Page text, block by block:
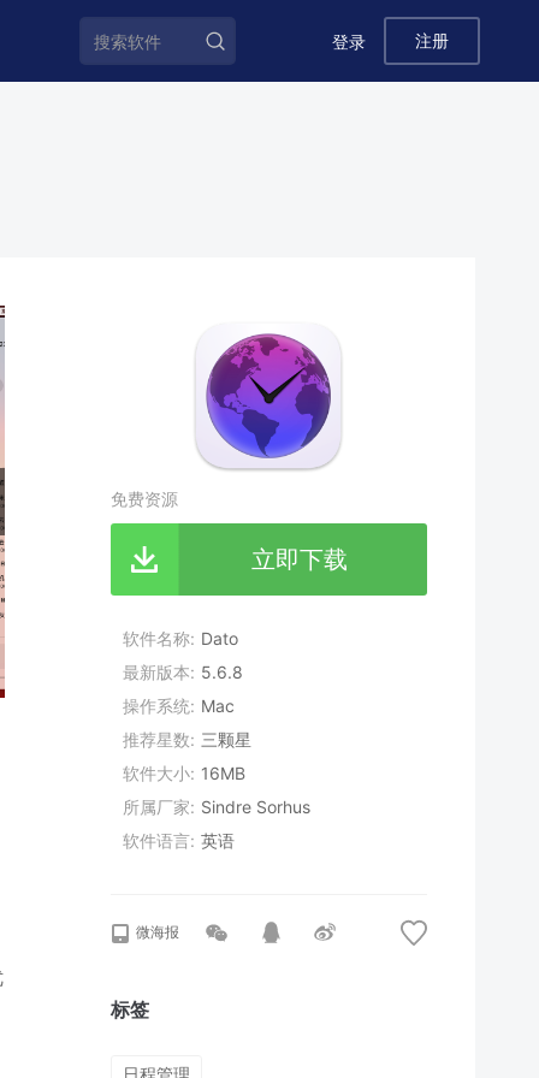
登录 注册
免费资源
立即下载
软件名称
Dato
最新版本
5.6.8
操作系统
Mac
推荐星数
三颗星
软件大小
16MB
所属厂家
Sindre Sorhus
软件语言 英语
微海报
标签